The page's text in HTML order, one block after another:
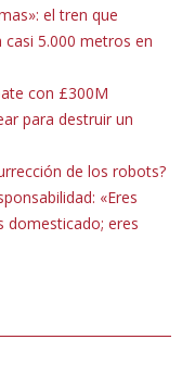
el tren que
5.000 metros en
con £300M
para destruir un
de los robots?
«Eres
domesticado; eres